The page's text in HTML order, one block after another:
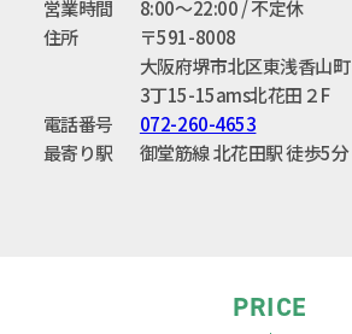
営業時間
8:00〜22:00 / 不定休
住所
〒591-8008
大阪府堺市北区東浅香山町
3丁15-15ams北花田２F
電話番号
072-260-4653
最寄り駅
御堂筋線 北花田駅 徒歩5分
PRICE